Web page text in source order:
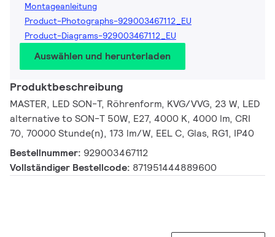
Montageanleitung
Product-Photographs-929003467112_EU
Product-Diagrams-929003467112_EU
Auswählen und herunterladen
Produktbeschreibung
MASTER, LED SON-T, Röhrenform, KVG/VVG, 23 W, LED
alternative to SON-T 50W, E27, 4000 K, 4000 lm, CRI
70, 70000 Stunde(n), 173 lm/W, EEL C, Glas, RG1, IP40
Bestellnummer: 929003467112
Vollständiger Bestellcode: 871951444889600